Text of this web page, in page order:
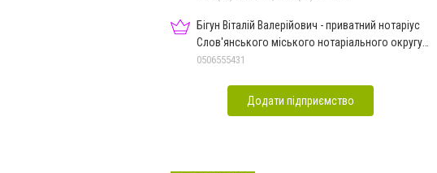
Бігун Віталій Валерійович - приватний нотаріус
Слов'янського міського нотаріального округу
Дон.обл.
0506555431
Додати підприємство